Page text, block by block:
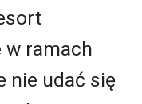
w ramach
nie udać się